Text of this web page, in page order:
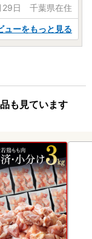
別館2階
寄附した年の翌
特例申請におい
返礼品送付先」
「書類送付先」
下記のお問い合
、登録までにお
承ください。
特例受付完了メ
レスへ配信され
29日 千葉県在住
ューをもっと見る
も見ています